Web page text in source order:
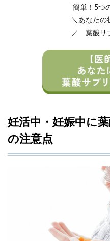
簡単！5つ
＼あなたの
／ 葉酸サ
妊活中・妊娠中に
の注意点